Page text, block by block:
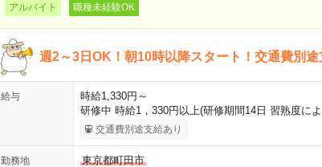
アルバイト 職種未経験OK
週2～3日OK！朝10時以降スタート！交通費別途
給与
時給1,330円～
研修中 時給1，330円以上(研修期間14日 習熟度に
交通費別途支給あり
勤務地
東京都町田市